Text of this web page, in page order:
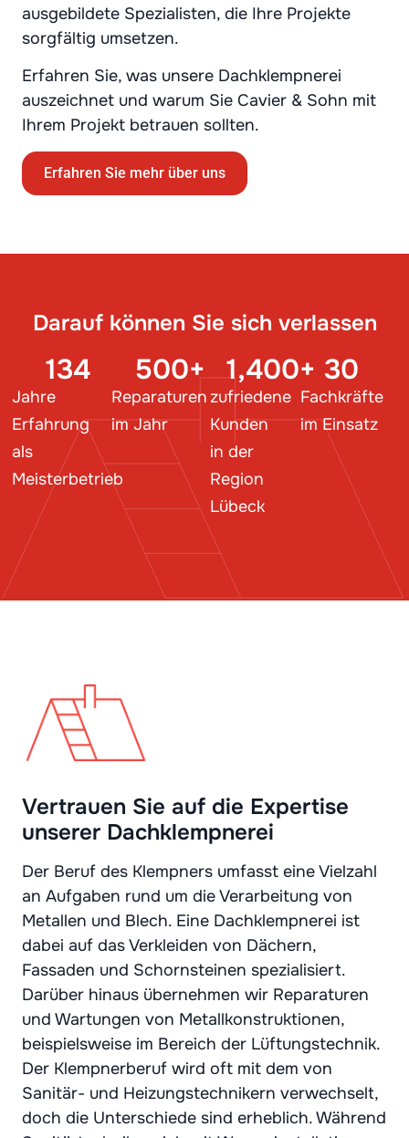
ausgebildete Spezialisten, die Ihre Projekte
sorgfältig umsetzen.
Erfahren Sie, was unsere Dachklempnerei
auszeichnet und warum Sie Cavier & Sohn mit
Ihrem Projekt betrauen sollten.
Erfahren Sie mehr über uns
Darauf können Sie sich verlassen
Jahre
Erfahrung
als
Meisterbetrieb
134
Reparaturen
im Jahr
500+
zufriedene
Kunden
in der
Region
Lübeck
1,400+
Fachkräfte
im Einsatz
30
Vertrauen Sie auf die Expertise
unserer Dachklempnerei
Der Beruf des Klempners umfasst eine Vielzahl
an Aufgaben rund um die Verarbeitung von
Metallen und Blech. Eine Dachklempnerei ist
dabei auf das Verkleiden von Dächern,
Fassaden und Schornsteinen spezialisiert.
Darüber hinaus übernehmen wir Reparaturen
und Wartungen von Metallkonstruktionen,
beispielsweise im Bereich der Lüftungstechnik.
Der Klempnerberuf wird oft mit dem von
Sanitär- und Heizungstechnikern verwechselt,
doch die Unterschiede sind erheblich. Während